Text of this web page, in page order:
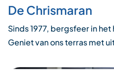
De Chrismaran
Sinds 1977, bergsfeer in
Geniet van ons terras met